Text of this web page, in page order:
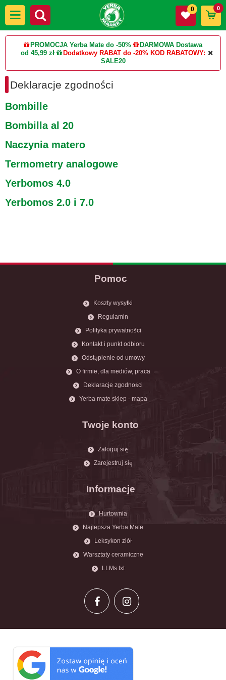
PROMOCJA Yerba Mate do -50%
DARMOWA Dostawa
od 45,99 zł
Dodatkowy RABAT do -20% KOD RABATOWY:
SALE20
0 0
Deklaracje zgodności
Bombille
Bombilla al 20
Naczynia matero
Termometry analogowe
Yerbomos 4.0
Yerbomos 2.0 i 7.0
Pomoc
Koszty wysyłki
Regulamin
Polityka prywatności
Kontakt i punkt odbioru
Odstąpienie od umowy
O firmie, dla mediów, praca
Deklaracje zgodności
Yerba mate sklep - mapa
Twoje konto
Zaloguj się
Zarejestruj się
Informacje
Hurtownia
Najlepsza Yerba Mate
Leksykon ziół
Warsztaty ceramiczne
LLMs.txt